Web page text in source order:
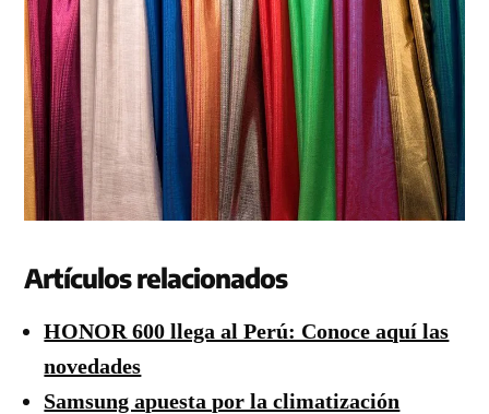
Artículos relacionados
HONOR 600 llega al Perú: Conoce aquí las
novedades
Samsung apuesta por la climatización